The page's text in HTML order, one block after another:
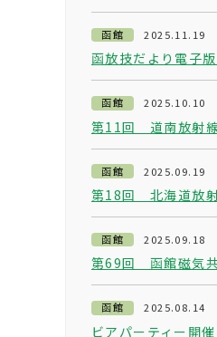
函館 2025.11.19
函放技だより電子
函館 2025.10.10
第11回 道南放射線
函館 2025.09.19
第18回 北海道放射
函館 2025.09.18
第69回 函館磁気共
函館 2025.08.14
ビアパーティー開